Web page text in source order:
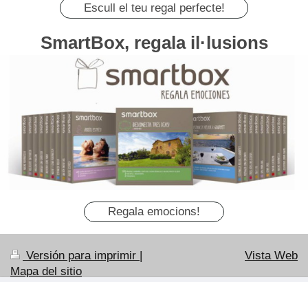
Escull el teu regal perfecte!
SmartBox, regala il·lusions
Regala emocions!
Versión para imprimir
Mapa del sitio
Vista Web